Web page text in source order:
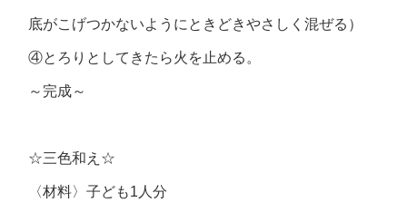
底がこげつかないようにときどきやさしく混ぜる）
④とろりとしてきたら火を止める。
～完成～
☆三色和え☆
〈材料〉子ども1人分